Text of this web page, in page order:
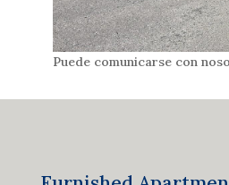
Puede comunicarse con